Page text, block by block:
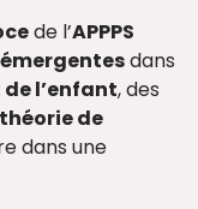
de l’APPPS
dans
l’enfant, des
théorie de
dans une